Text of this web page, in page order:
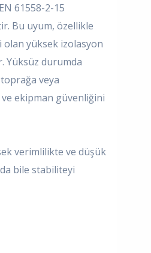
61558-2-15
Bu uyum, özellikle
yüksek izolasyon
Yüksüz durumda
toprağa veya
ve ekipman güvenliğini
verimlilikte ve düşük
bile stabiliteyi